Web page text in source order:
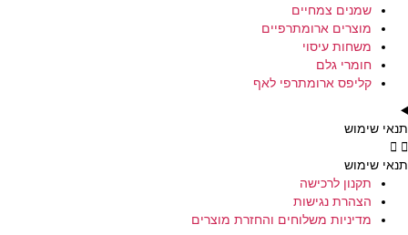
שמנים צמחיים
מוצרים ארומתרפיים
משחות עיסוי
חומרי גלם
קליפס ארומתרפי לאף
תנאי שימוש
תנאי שימוש
תקנון לרכישה
הצהרת נגישות
מדיניות משלוחים והחזרת מוצרים